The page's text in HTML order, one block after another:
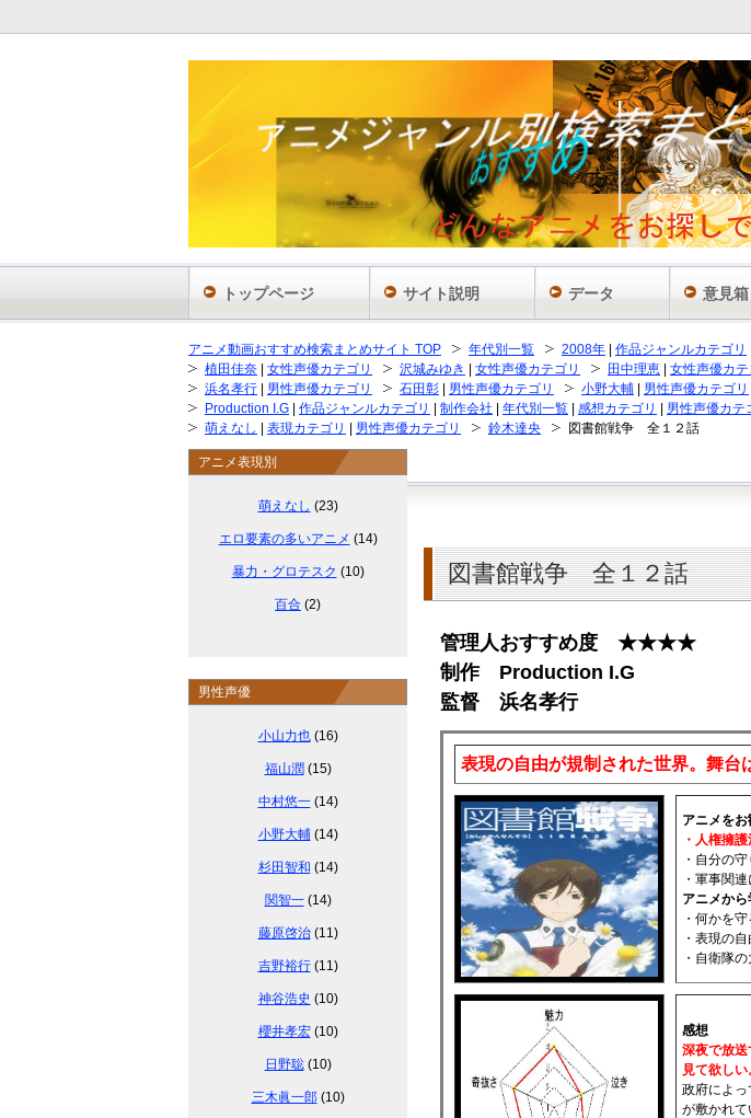
アニメ動画おすすめ検索まとめサイト TOP 年代別一覧 2008年 作品ジャンルカテゴリ
植田佳奈
女性声優カテゴリ 沢城みゆき 女性声優カテゴリ 田中理恵 女性声優カテ
浜名孝行
男性声優カテゴリ 石田彰 男性声優カテゴリ 小野大輔 男性声優カテゴリ
Production I.G
作品ジャンルカテゴリ 制作会社 年代別一覧 感想カテゴリ 男性声優カテ
萌えなし
表現カテゴリ 男性声優カテゴリ 鈴木達央 図書館戦争 全１２話
図書館戦争 全１２話
管理人おすすめ度 ★★★★
制作 Production I.G
監督 浜名孝行
表現の自由が規制された世界。舞
アニメを
・人権擁
・自分の
・軍事関
アニメか
・何かを
・表現の
・自衛隊
感想
深夜で放
見て欲しい
政府によっ
が敷かれ
アニメ表現別
萌えなし (23)
エロ要素の多いアニメ (14)
暴力・グロテスク (10)
百合 (2)
男性声優
小山力也(16)
福山潤 (15)
中村悠一(14)
小野大輔(14)
杉田智和 (14)
関智一(14)
藤原啓治(11)
吉野裕行(11)
神谷浩史 (10)
櫻井孝宏(10)
日野聡(10)
三木眞一郎(10)
トップページ サイト説明 データ 意見箱